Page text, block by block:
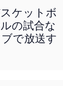
ケットボ
の試合な
で放送す